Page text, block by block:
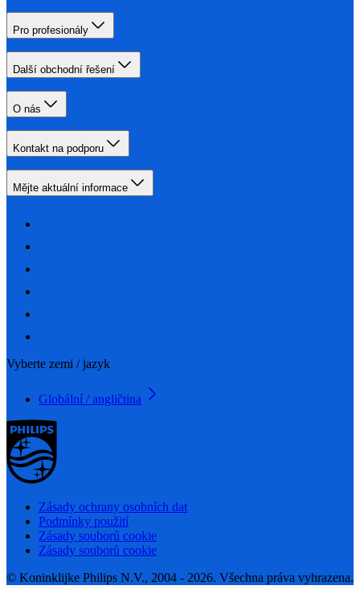
Pro profesionály
Další obchodní řešení
O nás
Kontakt na podporu
Mějte aktuální informace
Vyberte zemi / jazyk
Globální / angličtina
Zásady ochrany osobních dat
Podmínky použití
Zásady souborů cookie
Zásady souborů cookie
© Koninklijke Philips N.V., 2004 - 2026. Všechna práva vyhrazena.